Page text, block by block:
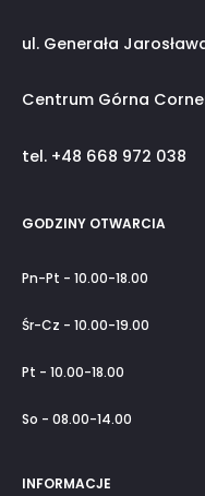
ul. Generała
Centrum Górna
tel. +48 668 972 038
GODZINY OTWARCIA
Pn-Pt - 10.00-18.00
Śr-Cz - 10.00-19.00
Pt - 10.00-18.00
So - 08.00-14.00
INFORMACJE